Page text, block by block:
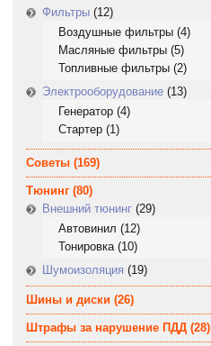
Фильтры (12)
Воздушные фильтры (4)
Масляные фильтры (5)
Топливные фильтры (2)
Электрооборудование (13)
Генератор (4)
Стартер (1)
Советы (169)
Тюнинг (80)
Внешний тюнинг (29)
Автовинил (12)
Тонировка(10)
Шумоизоляция (19)
Шины и диски (26)
Штрафы за нарушение ПДД (28)